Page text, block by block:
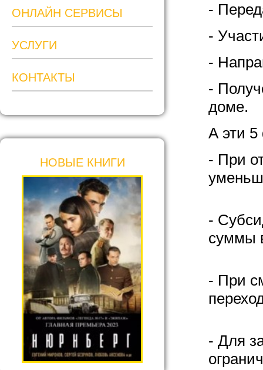
ОНЛАЙН СЕРВИСЫ
УСЛУГИ
КОНТАКТЫ
НОВЫЕ КНИГИ
-
-
-
-
доме.
А эти 5
- При
-
суммы
- При
- Для